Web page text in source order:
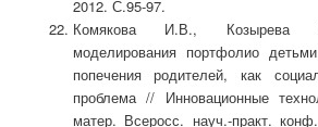
2012. С.95-97.
Комякова И.В., Козырева
моделирования портфолио
попечения родителей, как
проблема // Инновационные
матер. Всеросс. науч.-практ.